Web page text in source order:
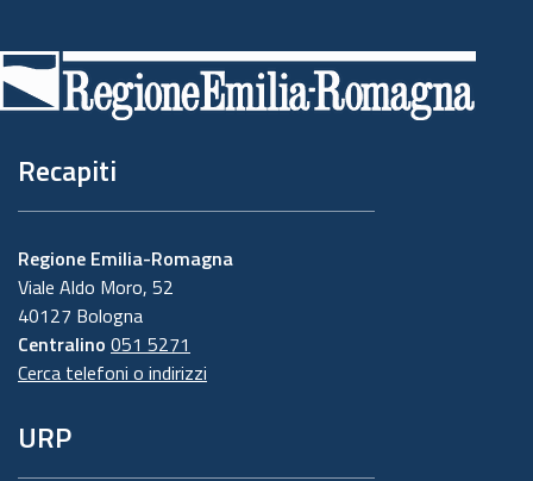
di
pagina
Recapiti
Regione Emilia-Romagna
Viale Aldo Moro, 52
40127 Bologna
Centralino 051 5271
Cerca telefoni o indirizzi
URP